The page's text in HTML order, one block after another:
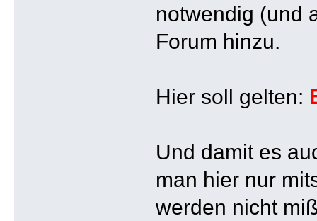
notwendig (und
Forum hinzu.
Hier soll gelten:
Und damit es
man hier nur
werden nicht